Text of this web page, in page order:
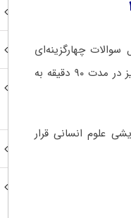
تحصیلی و زبان انگلیسی عمومی در کنکور دکتری ۱۴۰۴ شامل سوالات چهارگزینه‌ای
دروس استعداد تحصیلی (۲۵ سوال) و زبان انگلیسی عمومی (۴۰ سوال) است که داوطلبان عزیز در مدت ۹۰ دقیقه به
علوم انسانی قرار